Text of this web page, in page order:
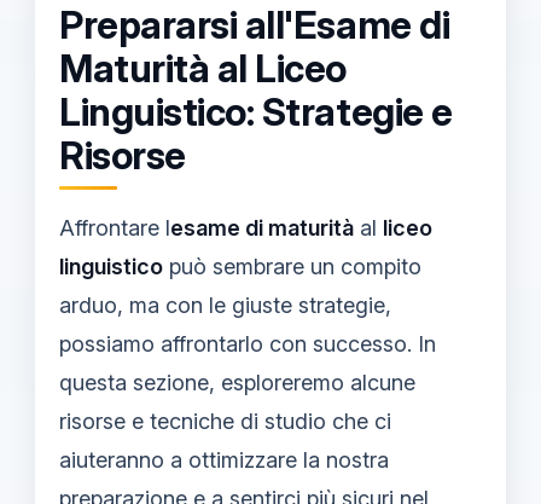
Prepararsi all'Esame di
Maturità al Liceo
Linguistico: Strategie e
Risorse
Affrontare lesame di maturità al liceo
linguistico può sembrare un compito
arduo, ma con le giuste strategie,
possiamo affrontarlo con successo. In
questa sezione, esploreremo alcune
risorse e tecniche di studio che ci
aiuteranno a ottimizzare la nostra
preparazione e a sentirci più sicuri nel